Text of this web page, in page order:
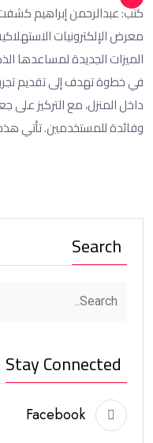
كتب: عبدالرحمن إبراهيم
في خطوة تهدف إلى تقديم
داخل المنزل، مع التركيز
وفائدة للمستخدمين. تأتي
Search
Stay Connected
Facebook